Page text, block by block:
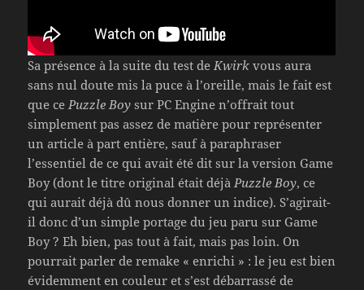
Sa présence à la suite du test de Kwirk vous aura
sans nul doute mis la puce à l’oreille, mais le fait est
que ce Puzzle Boy sur PC Engine n’offrait tout
simplement pas assez de matière pour représenter
un article à part entière, sauf à paraphraser
l’essentiel de ce qui avait été dit sur la version Game
Boy (dont le titre original était déjà Puzzle Boy, ce
qui aurait déjà dû nous donner un indice). S’agirait-
il donc d’un simple portage du jeu paru sur Game
Boy ? Eh bien, pas tout à fait, mais pas loin. On
pourrait parler de remake « enrichi » : le jeu est bien
évidemment en couleur et s’est débarrassé de